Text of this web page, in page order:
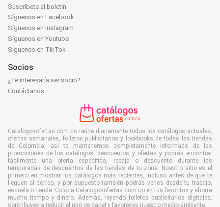
Suscríbete al boletín
Síguenos en Facebook
Síguenos en Instagram
Síguenos en Youtube
Síguenos en TikTok
Socios
¿Te interesaría ser socio?
Contáctanos
Catalogosofertas.com.co reúne diariamente todos los catálogos actuales,
ofertas semanales, folletos publicitarios y lookbooks de todas las tiendas
de Colombia, así te mantenemos completamente informado de las
promociones de los catálogos, descuentos y ofertas y podrás encontrar
fácilmente una oferta específica, rebaja o descuento durante las
temporadas de descuentos de las tiendas de tu zona. Nuestro sitio es el
primero en mostrar los catálogos más recientes, incluso antes de que te
lleguen al correo, y por supuesto también podrás verlos desde tu trabajo,
escuela o tienda. Coloca Catalogosofertas.com.co en tus favoritos y ahorra
mucho tiempo y dinero. Además, leyendo folletos publicitarios digitales,
contribuyes a reducir el uso de papel y favoreces nuestro medio ambiente.